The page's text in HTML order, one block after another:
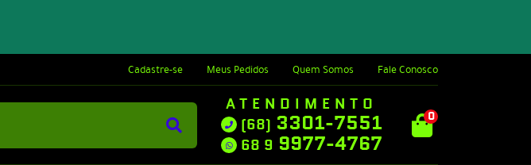
Cadastre-se Meus Pedidos Quem Somos Fale Conosco
ATENDIMENTO
(68) 3301-7551
68 9 9977-4767
0